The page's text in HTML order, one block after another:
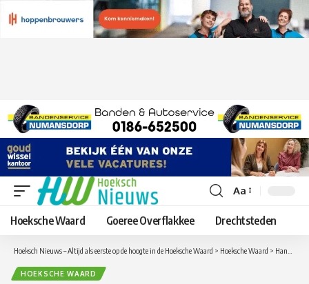
Lettergrootte
aanpassen
Aa
Hoeksche Waard Goeree Overflakkee Drechtsteden
Hoeksch Nieuws – Altijd als eerste op de hoogte in de Hoeksche Waard > Hoeksche Waard > Hanneke van Kooten van Van Kooten Tuin en Buiten Leven genomineerd voor Zakenvrouw Hoeksche Waard
HOEKSCHE WAARD